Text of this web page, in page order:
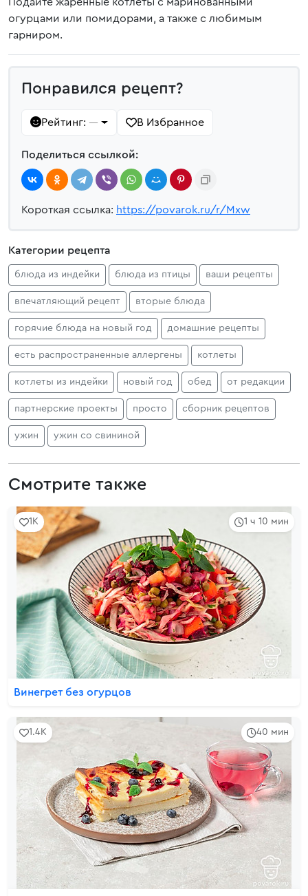
огурцами или помидорами, а также с любимым
гарниром.
Понравился рецепт?
Рейтинг: — В Избранное
Поделиться ссылкой:
Короткая ссылка: https://povarok.ru/r/Mxw
Категории рецепта
блюда из индейки блюда из птицы ваши рецепты
впечатляющий рецепт вторые блюда
горячие блюда на новый год домашние рецепты
есть распространенные аллергены котлеты
котлеты из индейки новый год обед от редакции
партнерские проекты просто сборник рецептов
ужин ужин со свининой
Смотрите также
1 ч 10 мин
1K
Винегрет без огурцов
40 мин
1.4K